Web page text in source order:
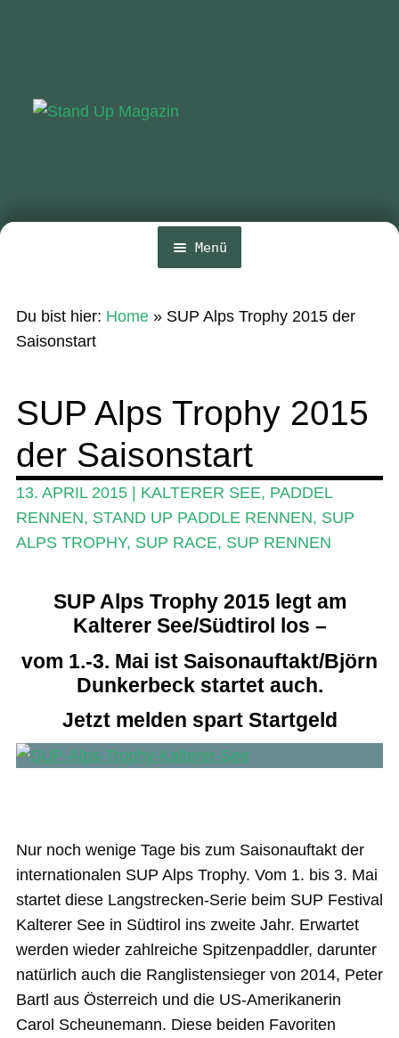
Menü
SUP-Events
Ratgeber
Das Magazin
Stand Up Magazin TV
Mein Konto
Du bist hier: Home» SUP Alps Trophy 2015 der
Saisonstart
SUP Alps Trophy 2015
der Saisonstart
13. APRIL 2015| KALTERER SEE, PADDEL
RENNEN, STAND UP PADDLE RENNEN, SUP
ALPS TROPHY, SUP RACE, SUP RENNEN
SUP Alps Trophy 2015 legt am
Kalterer See/Südtirol los –
vom 1.-3. Mai ist Saisonauftakt/Björn
Dunkerbeck startet auch.
Jetzt melden spart Startgeld
Nur noch wenige Tage bis zum Saisonauftakt der
internationalen SUP Alps Trophy. Vom 1. bis 3. Mai
startet diese Langstrecken-Serie beim SUP Festival
Kalterer See in Südtirol ins zweite Jahr. Erwartet
werden wieder zahlreiche Spitzenpaddler, darunter
natürlich auch die Ranglistensieger von 2014, Peter
Bartl aus Österreich und die US-Amerikanerin
Carol Scheunemann. Diese beiden Favoriten